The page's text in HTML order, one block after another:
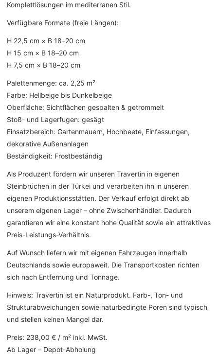
Komplettlösungen im mediterranen Stil.
Verfügbare Formate (freie Längen):
H 22,5 cm × B 18–20 cm
H 15 cm × B 18–20 cm
H 7,5 cm × B 18–20 cm
Palettenmenge: ca. 2,25 m²
Farbe: Hellbeige bis Dunkelbeige
Oberfläche: Sichtflächen gespalten & getrommelt
Stoß- und Lagerfugen: gesägt
Einsatzbereich: Gartenmauern, Hochbeete, Einfassungen,
dekorative Außenanlagen
Beständigkeit: Frostbeständig
Als Produzent fördern wir unseren Travertin in eigenen
Steinbrüchen in der Türkei und verarbeiten ihn in unseren
eigenen Produktionsstätten. Der Verkauf erfolgt direkt ab
unserem eigenen Lager – ohne Zwischenhändler. Dadurch
garantieren wir eine konstant hohe Qualität sowie ein attraktives
Preis-Leistungs-Verhältnis.
Auf Wunsch liefern wir mit eigenen Fahrzeugen innerhalb
Deutschlands sowie europaweit. Die Transportkosten richten
sich nach Entfernung und Tonnage.
Hinweis: Travertin ist ein Naturprodukt. Farb-, Ton- und
Strukturabweichungen sowie naturbedingte Poren sind typisch
und stellen keinen Mangel dar.
Preis: 238,00 € / m² inkl. MwSt.
Ab Lager – Depot-Abholung